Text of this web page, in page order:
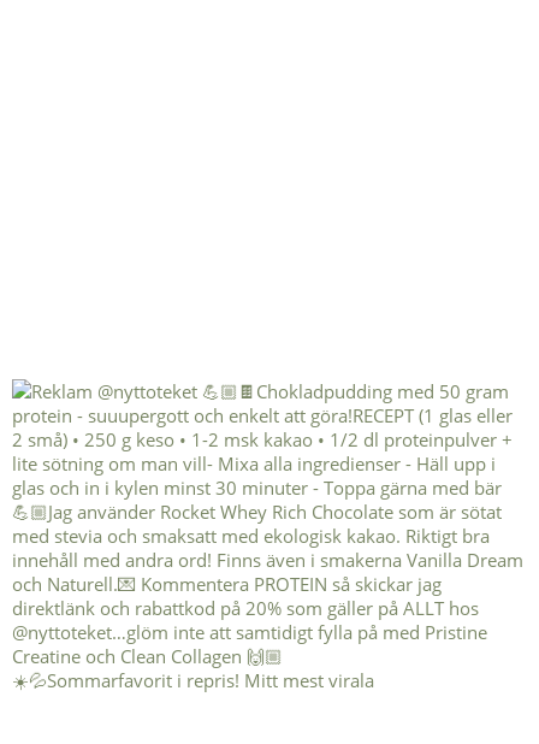
☀️💦Sommarfavorit i repris! Mitt mest virala